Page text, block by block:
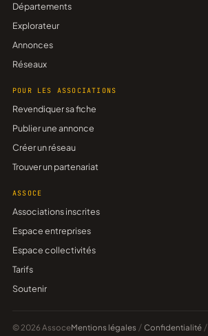
Départements
Explorateur
Annonces
Réseaux
POUR LES ASSOCIATIONS
Revendiquer sa fiche
Publier une annonce
Créer un réseau
Trouver un partenariat
ASSOCE
Associations inscrites
Espace entreprises
Espace collectivités
Tarifs
Soutenir
© 2026 AssoceMentions légales / Confidentialité /